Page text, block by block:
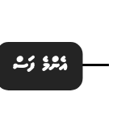
އެންމެ ފަސް